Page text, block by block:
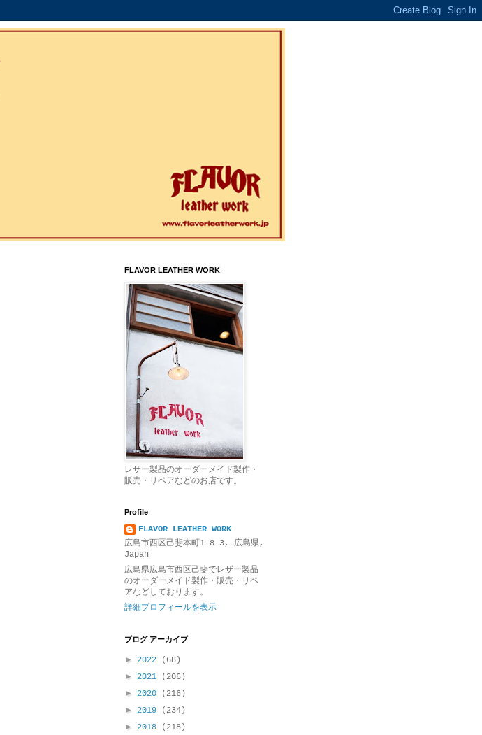
FLAVOR LEATHER WORK
レザー製品のオーダーメイド製作・
販売・リペアなどのお店です。
Profile
FLAVOR LEATHER WORK
広島市西区己斐本町1-8-3, 広島県,
Japan
広島県広島市西区己斐でレザー製品
のオーダーメイド製作・販売・リペ
アなどしております。
詳細プロフィールを表示
ブログ アーカイブ
► 2022
(68)
► 2021
(206)
► 2020
(216)
► 2019
(234)
► 2018
(218)